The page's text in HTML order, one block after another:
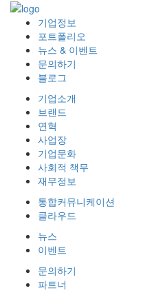
기업정보
포트폴리오
뉴스 & 이벤트
문의하기
블로그
기업소개
브랜드
연혁
사업장
기업문화
사회적 책무
재무정보
통합커뮤니케이션
클라우드
뉴스
이벤트
문의하기
파트너